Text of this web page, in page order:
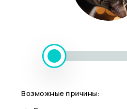
Возможные причины: